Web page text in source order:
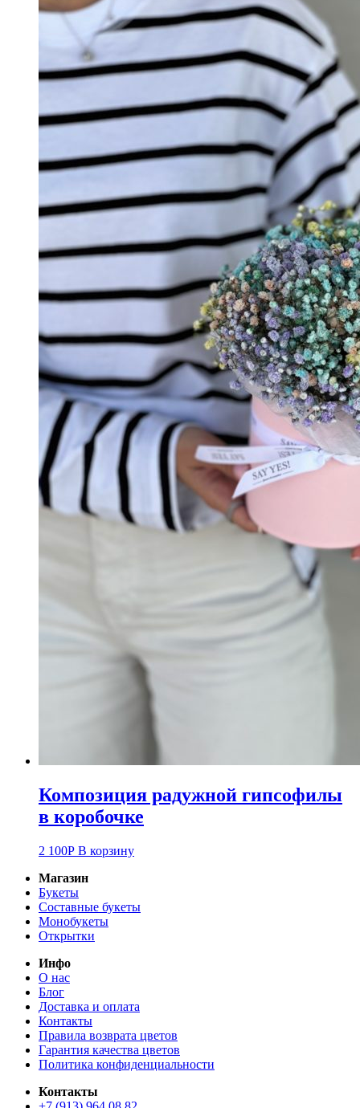
Композиция радужной гипсофилы
в коробочке
2 100Р В корзину
Магазин
Букеты
Составные букеты
Монобукеты
Открытки
Инфо
О нас
Блог
Доставка и оплата
Контакты
Правила возврата цветов
Гарантия качества цветов
Политика конфиденциальности
Контакты